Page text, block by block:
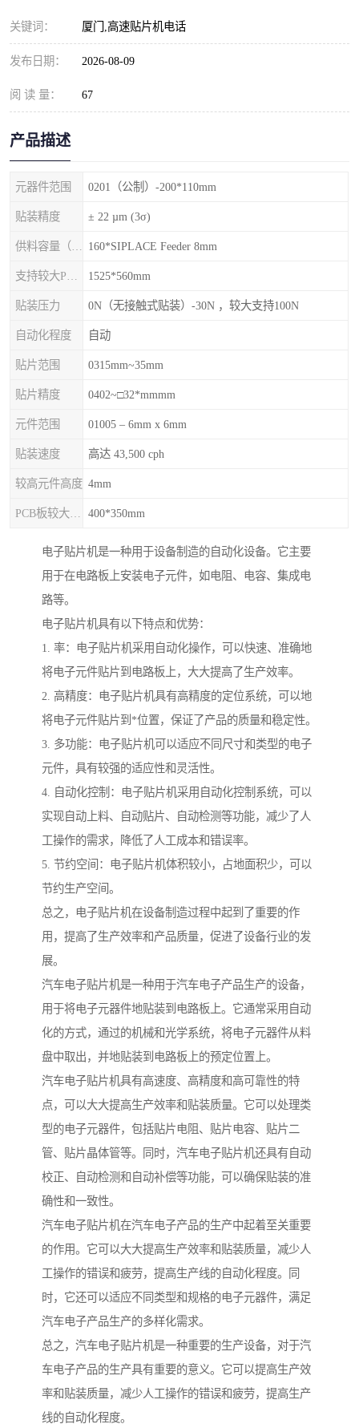
关键词： 厦门,高速贴片机电话
发布日期： 2026-08-09
阅 读 量： 67
产品描述
元器件范围 0201（公制）-200*110mm
贴装精度 ± 22 µm (3σ)
160*SIPLACE Feeder 8mm
1525*560mm
贴装压力 0N（无接触式贴装）-30N ，较大支持100N
自动化程度 自动
贴片范围 0315mm~35mm
贴片精度 0402~□32*mmmm
元件范围 01005 – 6mm x 6mm
贴装速度 高达 43,500 cph
较高元件高度 4mm
400*350mm
电子贴片机是一种用于设备制造的自动化设备。它主要
用于在电路板上安装电子元件，如电阻、电容、集成电
路等。
电子贴片机具有以下特点和优势：
1. 率：电子贴片机采用自动化操作，可以快速、准确地
将电子元件贴片到电路板上，大大提高了生产效率。
2. 高精度：电子贴片机具有高精度的定位系统，可以地
将电子元件贴片到*位置，保证了产品的质量和稳定性。
3. 多功能：电子贴片机可以适应不同尺寸和类型的电子
元件，具有较强的适应性和灵活性。
4. 自动化控制：电子贴片机采用自动化控制系统，可以
实现自动上料、自动贴片、自动检测等功能，减少了人
工操作的需求，降低了人工成本和错误率。
5. 节约空间：电子贴片机体积较小，占地面积少，可以
节约生产空间。
总之，电子贴片机在设备制造过程中起到了重要的作
用，提高了生产效率和产品质量，促进了设备行业的发
展。
汽车电子贴片机是一种用于汽车电子产品生产的设备，
用于将电子元器件地贴装到电路板上。它通常采用自动
化的方式，通过的机械和光学系统，将电子元器件从料
盘中取出，并地贴装到电路板上的预定位置上。
汽车电子贴片机具有高速度、高精度和高可靠性的特
点，可以大大提高生产效率和贴装质量。它可以处理类
型的电子元器件，包括贴片电阻、贴片电容、贴片二
管、贴片晶体管等。同时，汽车电子贴片机还具有自动
校正、自动检测和自动补偿等功能，可以确保贴装的准
确性和一致性。
汽车电子贴片机在汽车电子产品的生产中起着至关重要
的作用。它可以大大提高生产效率和贴装质量，减少人
工操作的错误和疲劳，提高生产线的自动化程度。同
时，它还可以适应不同类型和规格的电子元器件，满足
汽车电子产品生产的多样化需求。
总之，汽车电子贴片机是一种重要的生产设备，对于汽
车电子产品的生产具有重要的意义。它可以提高生产效
率和贴装质量，减少人工操作的错误和疲劳，提高生产
线的自动化程度。